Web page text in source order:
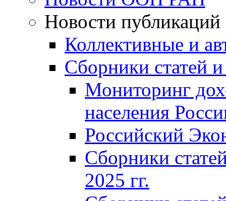
Новости публикаций
Коллективные и
Сборники статей
Мониторинг
населения
Российский
Сборники
2025 гг.